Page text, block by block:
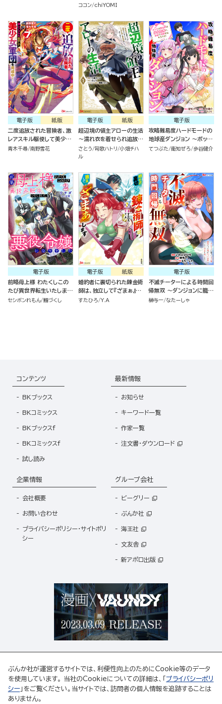
様も一緒についてきちゃい
ました～ コミック版（1）
上がり～ コミック版（分冊
ココン chiYOMI
気にせず今日も眠ります
コミック版（6）
紙版
電子版
二度追放された冒険者、激
レアスキル駆使して美少女
軍団を育成中！ コミック版
青木千尋 南野雪花
紙版
電子版
超辺境の領主アローの生活
～濡れ衣を着せられ追放さ
れましたが、二人の女神と
新生活を送ります～ コミッ
さとう 匈歌ハトリ
小畑チハ
ル
電子版
攻略難易度ハードモードの
地球産ダンジョン ～ボッチ
が異世界の少女たちと、余
てつぶた 衛知ぜろ 歩谷健介
電子版
前略母上様 わたくしこの
たび異世界転生いたしまし
て、悪役令嬢になりました
セシボンれもん 鰯づくし
紙版
電子版
婚約者に裏切られた錬金術
師は、独立して『ざまぁ』し
ます（7）
すたひろ Y.A
電子版
不滅チーターによる時間回
帰無双 ～ダンジョンに籠っ
て1万年。最弱だった俺が
榊与一 なたーしゃ
コンテンツ
BKブックス
BKコミックス
BKブックスf
BKコミックスf
試し読み
最新情報
お知らせ
キーワード一覧
作家一覧
注文書・ダウンロード
企業情報
会社概要
お問い合わせ
プライバシーポリシー・サイトポリ
シー
グループ会社
ビーグリー
ぶんか社
海王社
文友舎
新アポロ出版
ABJマークは、この電子書店・電子書籍配信サービスが、著作権者からコンテンツ使用許諾を
得た正規版配信サービスであることを示す登録商標(登録番号 第6091713号)です。
ぶんか社が運営するサイトでは、利便性向上のためにCookie等のデータ
を使用しています。 当社のCookieについての詳細は、「 プライバシーポリ
シー 」をご覧ください。当サイトでは、訪問者の個人情報を追跡することは
ありません。